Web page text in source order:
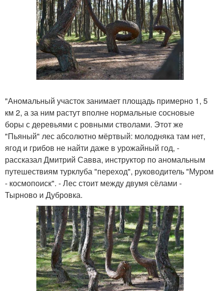
"Аномальный участок занимает площадь примерно 1, 5
км 2, а за ним растут вполне нормальные сосновые
боры с деревьями с ровными стволами. Этот же
"Пьяный" лес абсолютно мёртвый: молодняка там нет,
ягод и грибов не найти даже в урожайный год, -
рассказал Дмитрий Савва, инструктор по аномальным
путешествиям турклуба "переход", руководитель "Муром
- космопоиск". - Лес стоит между двумя сёлами -
Тырново и Дубровка.